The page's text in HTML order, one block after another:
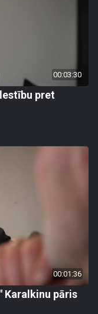
00:03:30
pret
00:01:36
Karalkinu pāris